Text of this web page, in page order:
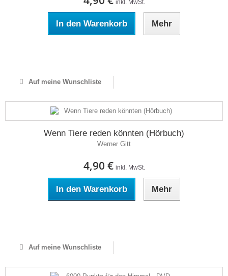
inkl. MwSt.
In den Warenkorb Mehr
Auf meine Wunschliste
Wenn Tiere reden könnten (Hörbuch)
Werner Gitt
4,90 € inkl. MwSt.
In den Warenkorb Mehr
Auf meine Wunschliste